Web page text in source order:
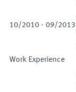
10/2010 - 09/2013
Work Experience